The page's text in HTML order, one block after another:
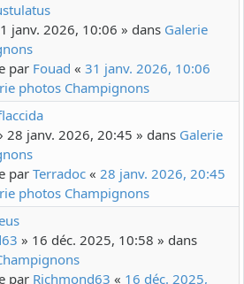
janv. 2026, 10:06 » dans Galerie
par Fouad « 31 janv. 2026, 10:06
photos Champignons
28 janv. 2026, 20:45 » dans Galerie
par Terradoc « 28 janv. 2026, 20:45
photos Champignons
» 16 déc. 2025, 10:58 » dans
par Richmond63 « 16 déc. 2025,